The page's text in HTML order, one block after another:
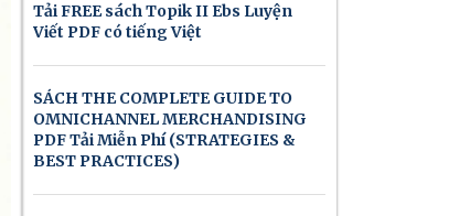
Tải FREE sách Topik II Ebs Luyện
Viết PDF có tiếng Việt
SÁCH THE COMPLETE GUIDE TO
OMNICHANNEL MERCHANDISING
PDF Tải Miễn Phí (STRATEGIES &
BEST PRACTICES)